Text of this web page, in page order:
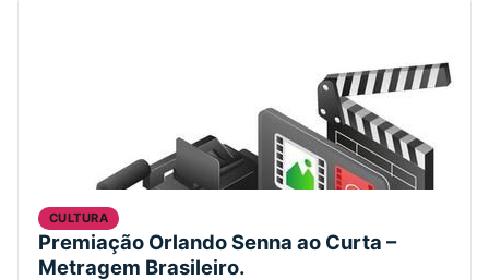
CULTURA
Premiação Orlando Senna ao Curta –
Metragem Brasileiro.